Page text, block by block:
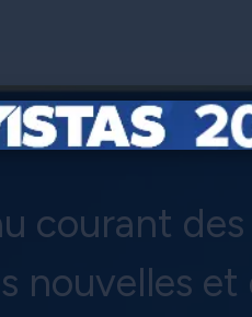
courant des
nouvelles et